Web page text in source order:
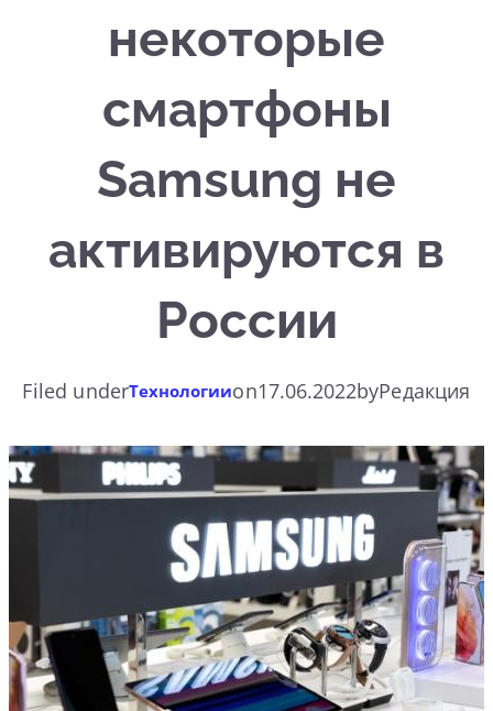
некоторые
смартфоны
Samsung не
активируются в
России
Filed underТехнологииon17.06.2022byРедакция